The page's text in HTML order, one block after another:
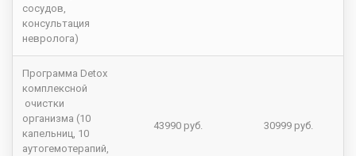
сосудов,
консультация
невролога)
Программа Detox
комплексной
очистки
организма (10
капельниц, 10
аутогемотерапий,
43990 руб. 30999 руб.